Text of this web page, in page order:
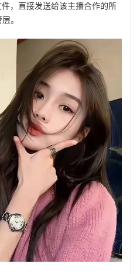
，直接发送给该主播合作的所
。